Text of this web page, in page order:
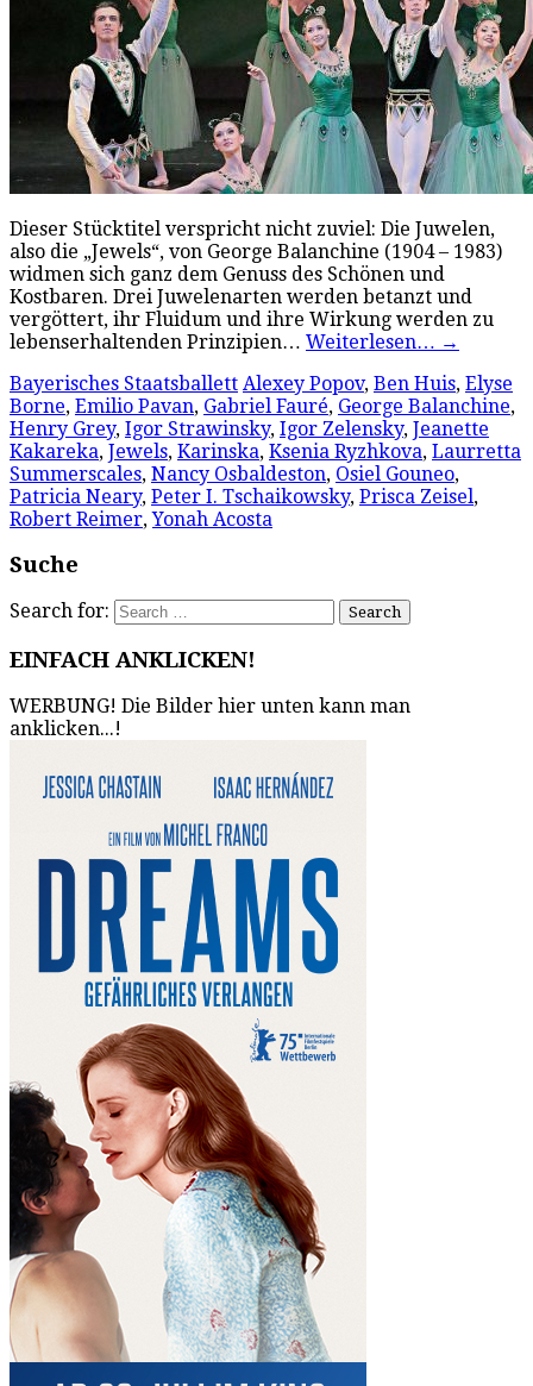
Dieser Stücktitel verspricht nicht zuviel: Die Juwelen,
also die „Jewels“, von George Balanchine (1904 – 1983)
widmen sich ganz dem Genuss des Schönen und
Kostbaren. Drei Juwelenarten werden betanzt und
vergöttert, ihr Fluidum und ihre Wirkung werden zu
lebenserhaltenden Prinzipien… Weiterlesen… →
Bayerisches Staatsballett Alexey Popov, Ben Huis, Elyse
Borne, Emilio Pavan, Gabriel Fauré, George Balanchine,
Henry Grey, Igor Strawinsky, Igor Zelensky, Jeanette
Kakareka, Jewels, Karinska, Ksenia Ryzhkova, Laurretta
Summerscales, Nancy Osbaldeston, Osiel Gouneo,
Patricia Neary, Peter I. Tschaikowsky, Prisca Zeisel,
Robert Reimer,Yonah Acosta
Suche
Search for:
EINFACH ANKLICKEN!
WERBUNG! Die Bilder hier unten kann man
anklicken...!